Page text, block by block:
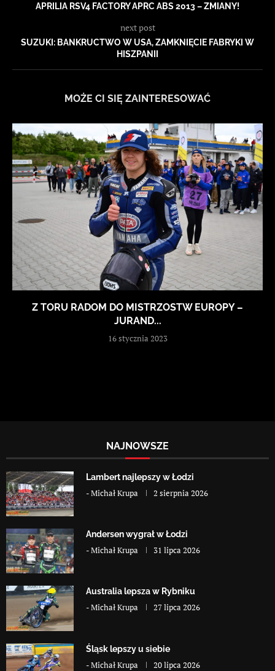
APRILIA RSV4 FACTORY APRC ABS 2013 – ZMIANY!
next post
SUZUKI: BANKRUCTWO W USA, ZAMKNIĘCIE FABRYKI W
HISZPANII
MOŻE CI SIĘ ZAINTERESOWAĆ
Z TORU RADOM DO MISTRZOSTW EUROPY –
JURAND...
16 stycznia 2023
NAJNOWSZE
Lambert najlepszy w Łodzi
-Michał Krupa 2 sierpnia 2026
Andersen wygrał w Łodzi
-Michał Krupa 31 lipca 2026
Australia lepsza w Rybniku
-Michał Krupa 27 lipca 2026
Śląsk lepszy u siebie
-Michał Krupa 20 lipca 2026